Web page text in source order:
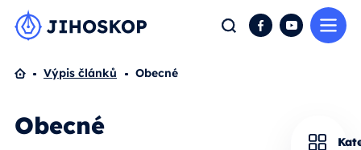
Hledat FacebookYouTube
Domů
Výpis článků Obecné
Obecné